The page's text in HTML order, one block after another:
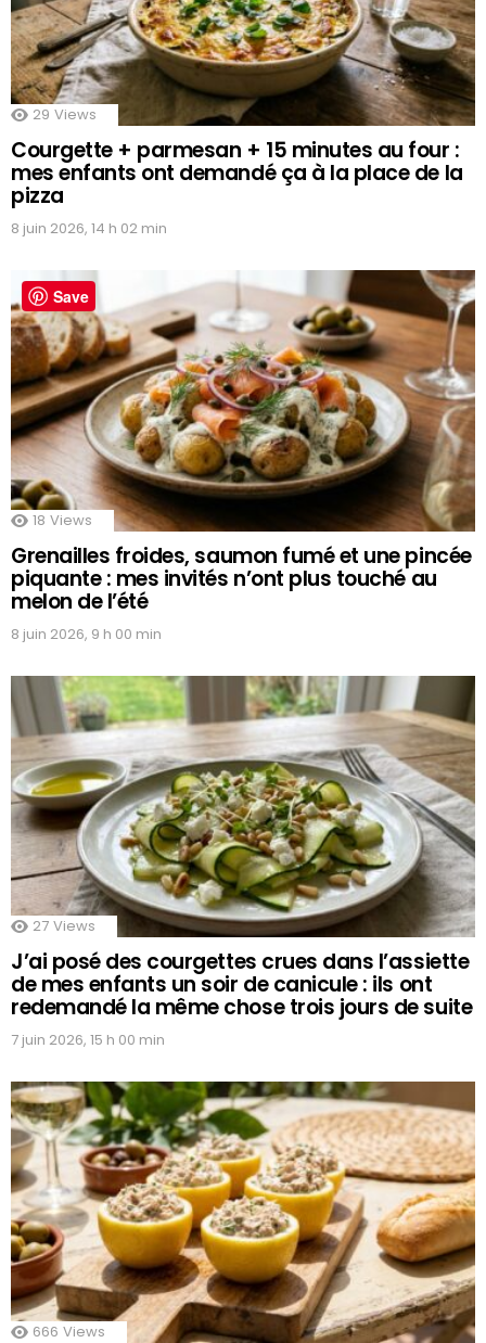
29 Views
Courgette + parmesan + 15 minutes au four :
mes enfants ont demandé ça à la place de la
pizza
8 juin 2026, 14 h 02 min
18 Views
Grenailles froides, saumon fumé et une pincée
piquante : mes invités n’ont plus touché au
melon de l’été
8 juin 2026, 9 h 00 min
27 Views
J’ai posé des courgettes crues dans l’assiette
de mes enfants un soir de canicule : ils ont
redemandé la même chose trois jours de suite
7 juin 2026, 15 h 00 min
666 Views
Save